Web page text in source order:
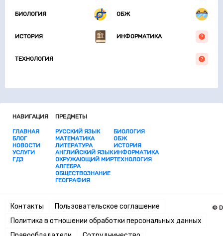
БИОЛОГИЯ ОБЖ
ИСТОРИЯ ИНФОРМАТИКА
ТЕХНОЛОГИЯ
НАВИГАЦИЯ
ГЛАВНАЯ
БЛОГ
НОВОСТИ
УСЛУГИ
ГДЗ
ПРЕДМЕТЫ
РУССКИЙ ЯЗЫК
МАТЕМАТИКА
ЛИТЕРАТУРА
АНГЛИЙСКИЙ ЯЗЫК
ОКРУЖАЮЩИЙ МИР
АЛГЕБРА
ОБЩЕСТВОЗНАНИЕ
ГЕОГРАФИЯ
БИОЛОГИЯ
ОБЖ
ИСТОРИЯ
ИНФОРМАТИКА
ТЕХНОЛОГИЯ
Контакты
Пользовательское соглашение
Политика в отношении обработки персональных данных
©